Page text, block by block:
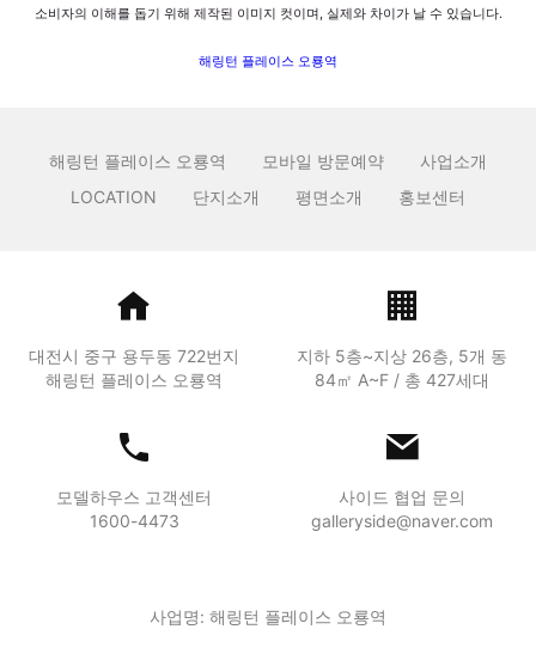
소비자의 이해를 돕기 위해 제작된 이미지 컷이며, 실제와 차이가 날 수 있습니다.
해링턴 플레이스 오룡역
해링턴 플레이스 오룡역 모바일 방문예약
사업소개
LOCATION
단지소개 평면소개 홍보센터
대전시 중구 용두동 722번지
해링턴 플레이스 오룡역
지하 5층~지상 26층, 5개 동
84㎡ A~F / 총 427세대
모델하우스 고객센터
1600-4473
사이드 협업 문의
galleryside@naver.com
사업명: 해링턴 플레이스 오룡역